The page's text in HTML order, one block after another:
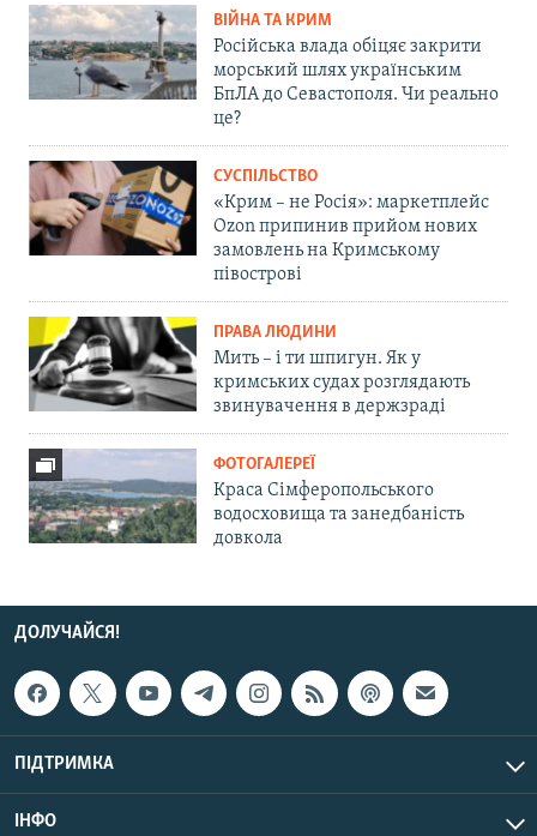
ВІЙНА ТА КРИМ
Російська влада обіцяє закрити
морський шлях українським
БпЛА до Севастополя. Чи реально
це?
СУСПІЛЬСТВО
«Крим – не Росія»: маркетплейс
Ozon припинив прийом нових
замовлень на Кримському
півострові
ПРАВА ЛЮДИНИ
Мить – і ти шпигун. Як у
кримських судах розглядають
звинувачення в держзраді
ФОТОГАЛЕРЕЇ
Краса Сімферопольського
водосховища та занедбаність
довкола
ДОЛУЧАЙСЯ!
ПІДТРИМКА
ІНФО